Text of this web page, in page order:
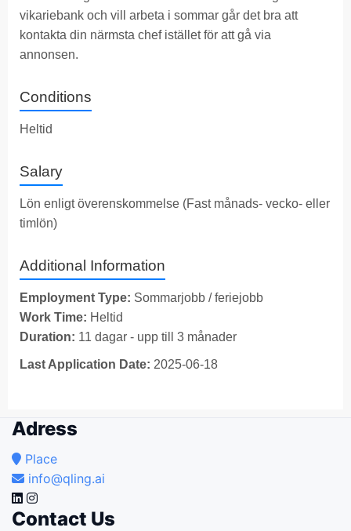
vikariebank och vill arbeta i sommar går det bra att
kontakta din närmsta chef istället för att gå via
annonsen.
Conditions
Heltid
Salary
Lön enligt överenskommelse (Fast månads- vecko- eller
timlön)
Additional Information
Employment Type: Sommarjobb / feriejobb
Work Time: Heltid
Duration: 11 dagar - upp till 3 månader
Last Application Date: 2025-06-18
Adress
Place
info@qling.ai
Contact Us